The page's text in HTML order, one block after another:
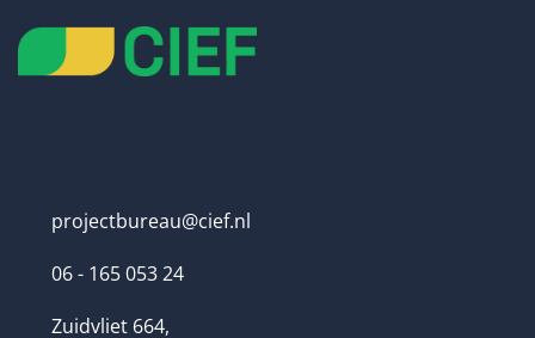
projectbureau@cief.nl
06 - 165 053 24
Zuidvliet 664,